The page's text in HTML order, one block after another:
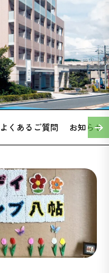
よくあるご質問 お知らせ